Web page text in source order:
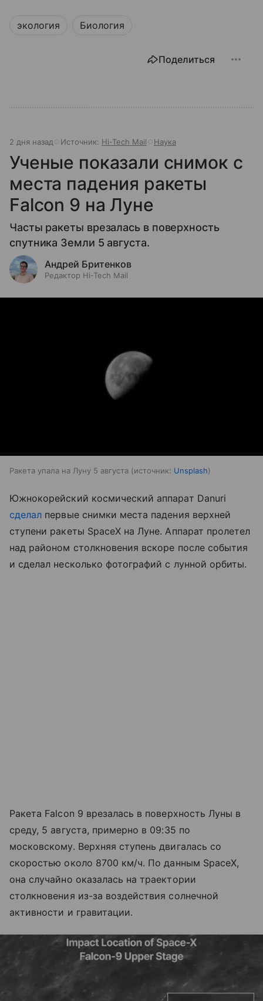
экология Биология
Поделиться
2 дня назад Источник: Hi-Tech Mail Наука
Ученые показали снимок с
места падения ракеты
Falcon 9 на Луне
Часты ракеты врезалась в поверхность
спутника Земли 5 августа.
Андрей Бритенков
Редактор Hi-Tech Mail
Ракета упала на Луну 5 августа источник: Unsplash
Южнокорейский космический аппарат Danuri
сделал первые снимки места падения верхней
ступени ракеты SpaceX на Луне. Аппарат пролетел
над районом столкновения вскоре после события
и сделал несколько фотографий с лунной орбиты.
Ракета Falcon 9 врезалась в поверхность Луны в
среду, 5 августа, примерно в 09:35 по
московскому. Верхняя ступень двигалась со
скоростью около 8700 км/ч. По данным SpaceX,
она случайно оказалась на траектории
столкновения из-за воздействия солнечной
активности и гравитации.